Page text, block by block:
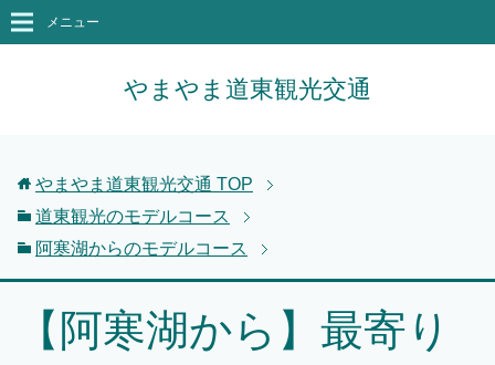
やまやま道東観光交通
メニュー
やまやま道東観光交通 TOP
道東観光のモデルコース
阿寒湖からのモデルコース
【阿寒湖から】最寄り